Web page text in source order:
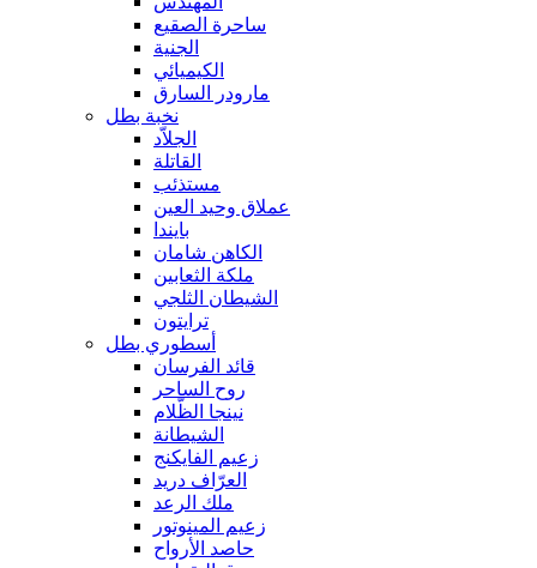
ساحرة الصقيع
الجنية
الكيميائي
مارودر السارق
نخبة بطل
الجلاّد
القاتلة
مستذئب
عملاق وحيد العين
بايندا
الكاهن شامان
ملكة الثعابين
الشيطان الثلجي
ترايتون
أسطوري بطل
قائد الفرسان
روح الساحر
نينجا الظّلام
الشيطانة
زعيم الفايكنج
العرّاف دريد
ملك الرعد
زعيم المينوتور
حاصد الأرواح